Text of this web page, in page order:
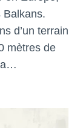
Balkans.
d’un terrain
mètres de
a…